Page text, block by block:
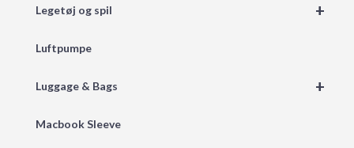
+
Legetøj og spil
Luftpumpe
+
Luggage & Bags
Macbook Sleeve